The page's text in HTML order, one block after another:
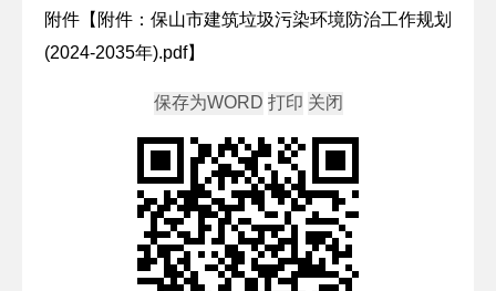
附件【 附件：保山市建筑垃圾污染环境防治工作规划
(2024-2035年).pdf】